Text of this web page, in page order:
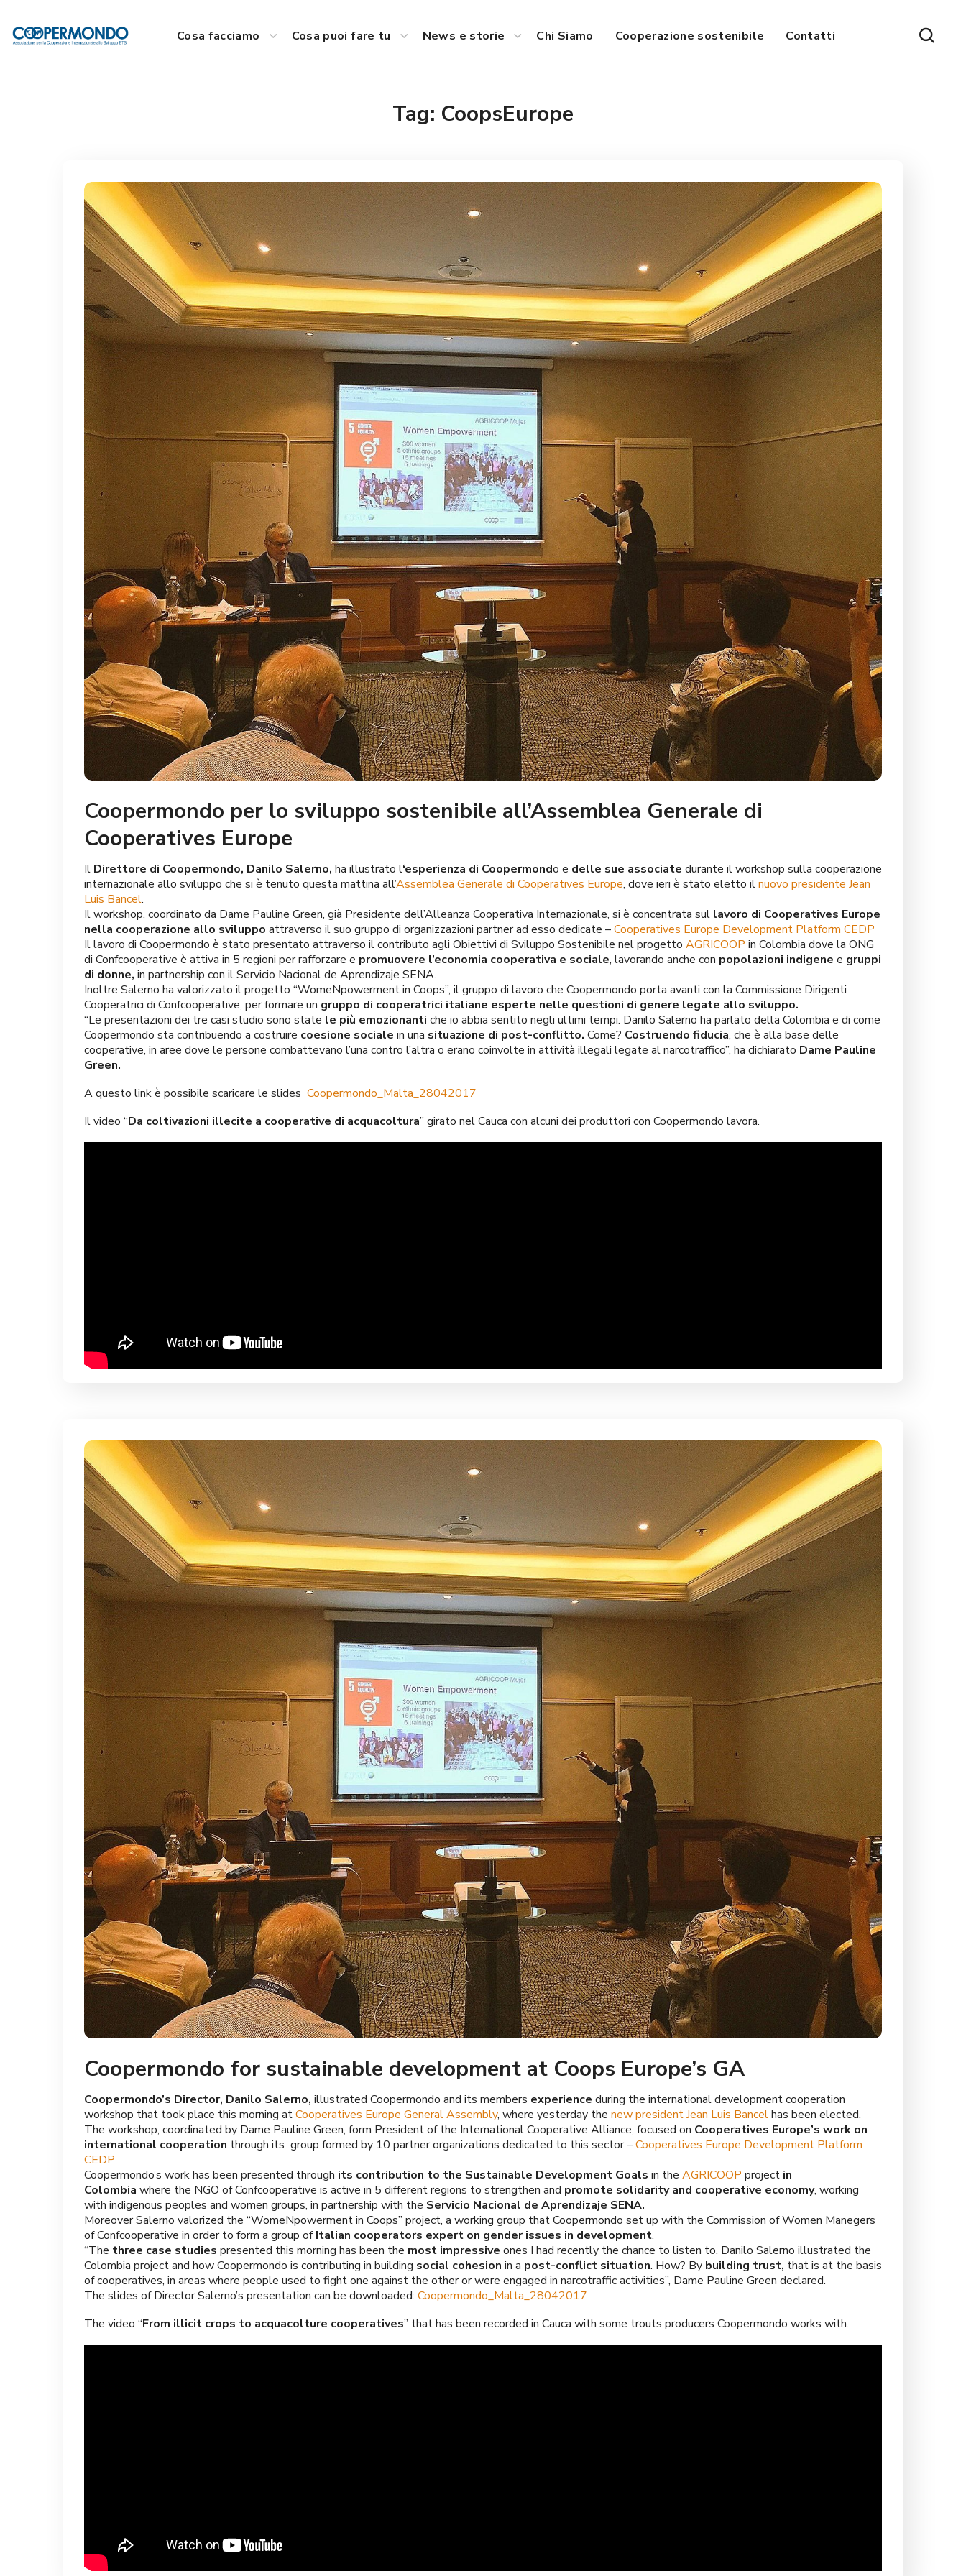
Cosa facciamo Cosa puoi fare tu News e storie Chi Siamo Cooperazione sostenibile Contatti
Tag: CoopsEurope
Coopermondo per lo sviluppo sostenibile all’Assemblea Generale di
Cooperatives Europe
Il Direttore di Coopermondo, Danilo Salerno, ha illustrato l‘esperienza di Coopermondo e delle sue associate durante il workshop sulla cooperazione
internazionale allo sviluppo che si è tenuto questa mattina all’Assemblea Generale di Cooperatives Europe, dove ieri è stato eletto ilnuovo presidente Jean
Luis Bancel.
Il workshop, coordinato da Dame Pauline Green, già Presidente dell’Alleanza Cooperativa Internazionale, si è concentrata sul lavoro di Cooperatives Europe
nella cooperazione allo sviluppo attraverso il suo gruppo di organizzazioni partner ad esso dedicate –Cooperatives Europe Development Platform CEDP
Il lavoro di Coopermondo è stato presentato attraverso il contributo agli Obiettivi di Sviluppo Sostenibile nel progetto AGRICOOP in Colombia dove la ONG
di Confcooperative è attiva in 5 regioni per rafforzare e promuovere l’economia cooperativa e sociale, lavorando anche con popolazioni indigene e gruppi
di donne, in partnership con il Servicio Nacional de Aprendizaje SENA.
Inoltre Salerno ha valorizzato il progetto “WomeNpowerment in Coops”, il gruppo di lavoro che Coopermondo porta avanti con la Commissione Dirigenti
Cooperatrici di Confcooperative, per formare un gruppo di cooperatrici italiane esperte nelle questioni di genere legate allo sviluppo.
“Le presentazioni dei tre casi studio sono state le più emozionanti che io abbia sentito negli ultimi tempi. Danilo Salerno ha parlato della Colombia e di come
Coopermondo sta contribuendo a costruire coesione sociale in una situazione di post-conflitto. Come? Costruendo fiducia, che è alla base delle
cooperative, in aree dove le persone combattevano l’una contro l’altra o erano coinvolte in attività illegali legate al narcotraffico”, ha dichiarato Dame Pauline
Green.
A questo link è possibile scaricare le slides Coopermondo_Malta_28042017
Il video “Da coltivazioni illecite a cooperative di acquacoltura” girato nel Cauca con alcuni dei produttori con Coopermondo lavora.
Coopermondo for sustainable development at Coops Europe’s GA
Coopermondo’s Director, Danilo Salerno, illustrated Coopermondo and its members experience during the international development cooperation
workshop that took place this morning atCooperatives Europe General Assembly, where yesterday the new president Jean Luis Bancelhas been elected.
The workshop, coordinated by Dame Pauline Green, form President of the International Cooperative Alliance, focused on Cooperatives Europe’s work on
international cooperation through its group formed by 10 partner organizations dedicated to this sector –Cooperatives Europe Development Platform
CEDP
Coopermondo’s work has been presented through its contribution to the Sustainable Development Goals in the AGRICOOP project in
Colombia where the NGO of Confcooperative is active in 5 different regions to strengthen and promote solidarity and cooperative economy, working
with indigenous peoples and women groups, in partnership with the Servicio Nacional de Aprendizaje SENA.
Moreover Salerno valorized the “WomeNpowerment in Coops” project, a working group that Coopermondo set up with the Commission of Women Manegers
of Confcooperative in order to form a group ofItalian cooperators expert on gender issues in development.
“The three case studies presented this morning has been the most impressive ones I had recently the chance to listen to. Danilo Salerno illustrated the
Colombia project and how Coopermondo is contributing in building social cohesion in a post-conflict situation. How? By building trust, that is at the basis
of cooperatives, in areas where people used to fight one against the other or were engaged in narcotraffic activities”, Dame Pauline Green declared.
The slides of Director Salerno’s presentation can be downloaded: Coopermondo_Malta_28042017
The video “From illicit crops to acquacolture cooperatives” that has been recorded in Cauca with some trouts producers Coopermondo works with.